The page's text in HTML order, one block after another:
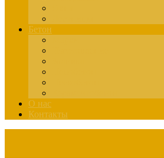
Бетон
О нас
Контакты